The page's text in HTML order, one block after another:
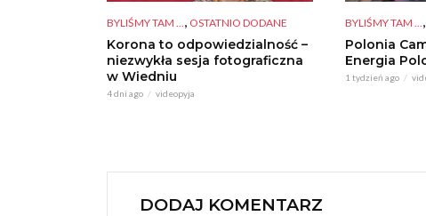
BYLIŚMY TAM ..., OSTATNIO DODANE
Korona to odpowiedzialność –
niezwykła sesja fotograficzna
w Wiedniu
4 dni ago videopyja
BYLIŚMY TAM ...,
Polonia
Energia
1 tydzień ago
DODAJ KOMENTARZ